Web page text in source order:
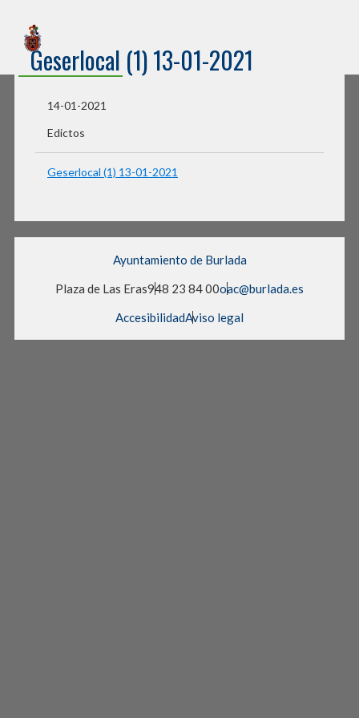
Ayuntamiento de Burlada
Geserlocal (1) 13-01-2021
14-01-2021
Edictos
Geserlocal (1) 13-01-2021
Ayuntamiento de Burlada
Plaza de Las Eras948 23 84 00oac@burlada.es
AccesibilidadAviso legal